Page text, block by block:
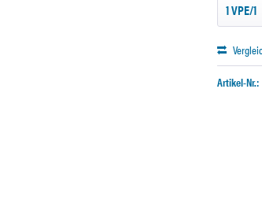
Artikel-Nr.: